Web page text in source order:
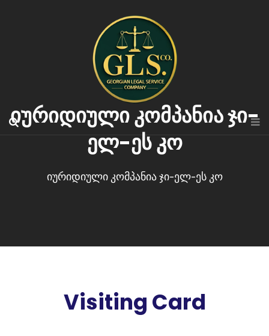
იურიდიული კომპანია ჯი-
ელ-ეს კო
იურიდიული კომპანია ჯი-ელ-ეს კო
Visiting Card